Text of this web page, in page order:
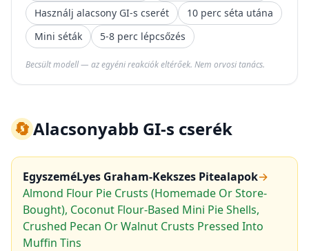
Használj alacsony GI-s cserét
10 perc séta utána
Mini séták
5-8 perc lépcsőzés
Becsült modell — az egyéni reakciók eltérőek. Nem orvosi tanács.
🔄Alacsonyabb GI-s cserék
EgyszeméLyes Graham-Kekszes Pitealapok→
Almond Flour Pie Crusts (Homemade Or Store-
Bought), Coconut Flour-Based Mini Pie Shells,
Crushed Pecan Or Walnut Crusts Pressed Into
Muffin Tins